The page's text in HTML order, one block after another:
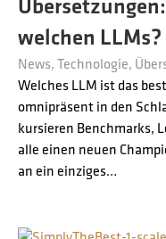
welchen LLMs?
News Technologie
Welches LLM ist das
omnipräsent in den
kursieren Benchmarks,
alle einen neuen
an ein einziges…